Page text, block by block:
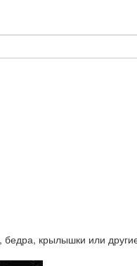
крылышки или